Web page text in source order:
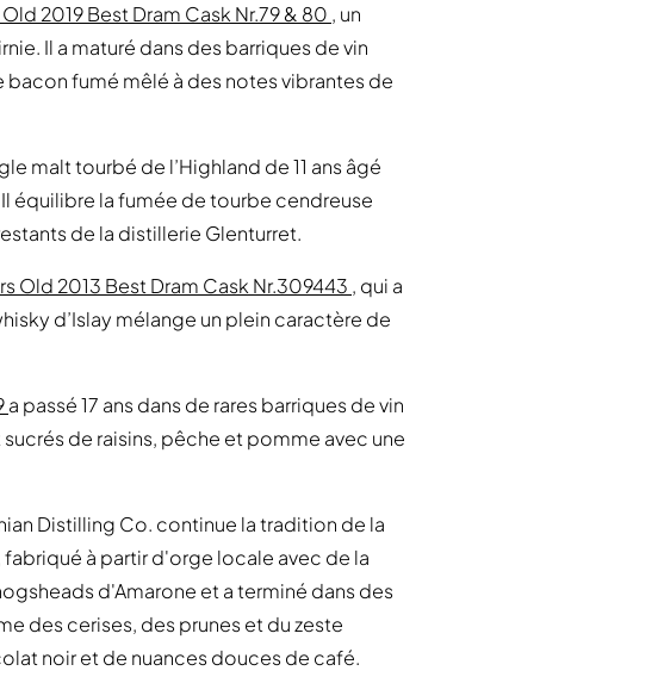
2019 Best Dram Cask Nr.79 & 80 , un
Il a maturé dans des barriques de vin
fumé mêlé à des notes vibrantes de
malt tourbé de l’Highland de 11 ans âgé
équilibre la fumée de tourbe cendreuse
de la distillerie Glenturret.
Old 2013 Best Dram Cask Nr.309443 , qui a
d’Islay mélange un plein caractère de
a passé 17 ans dans de rares barriques de vin
de raisins, pêche et pomme avec une
Distilling Co. continue la tradition de la
à partir d'orge locale avec de la
d'Amarone et a terminé dans des
des cerises, des prunes et du zeste
noir et de nuances douces de café.